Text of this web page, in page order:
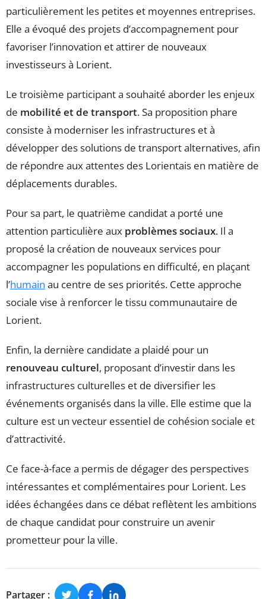
particulièrement les petites et moyennes entreprises.
Elle a évoqué des projets d’accompagnement pour
favoriser l’innovation et attirer de nouveaux
investisseurs à Lorient.
Le troisième participant a souhaité aborder les enjeux
de mobilité et de transport. Sa proposition phare
consiste à moderniser les infrastructures et à
développer des solutions de transport alternatives, afin
de répondre aux attentes des Lorientais en matière de
déplacements durables.
Pour sa part, le quatrième candidat a porté une
attention particulière aux problèmes sociaux. Il a
proposé la création de nouveaux services pour
accompagner les populations en difficulté, en plaçant
l’humain au centre de ses priorités. Cette approche
sociale vise à renforcer le tissu communautaire de
Lorient.
Enfin, la dernière candidate a plaidé pour un
renouveau culturel, proposant d’investir dans les
infrastructures culturelles et de diversifier les
événements organisés dans la ville. Elle estime que la
culture est un vecteur essentiel de cohésion sociale et
d’attractivité.
Ce face-à-face a permis de dégager des perspectives
intéressantes et complémentaires pour Lorient. Les
idées échangées dans ce débat reflètent les ambitions
de chaque candidat pour construire un avenir
prometteur pour la ville.
Partager :